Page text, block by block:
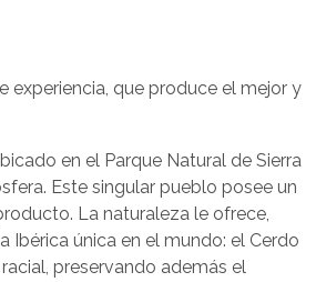
experiencia, que produce el mejor y
en el Parque Natural de Sierra
Este singular pueblo posee un
La naturaleza le ofrece,
Ibérica única en el mundo: el Cerdo
preservando además el